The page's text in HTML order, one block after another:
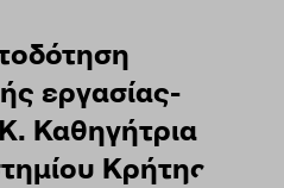
εργασίας-
Καθηγήτρια
Κρήτης